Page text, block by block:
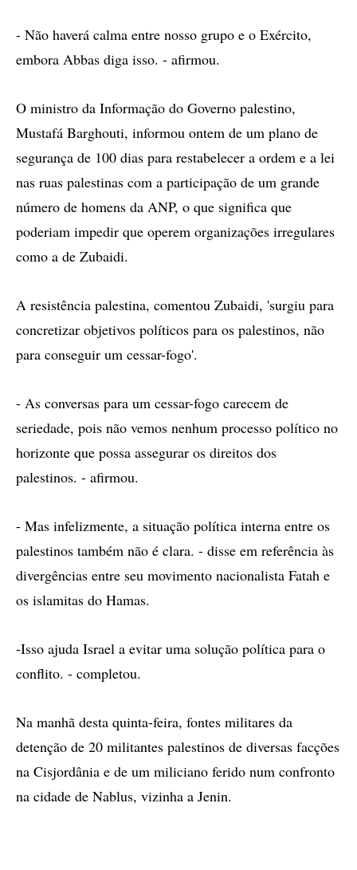
- Não haverá calma entre nosso grupo e o Exército,
embora Abbas diga isso. - afirmou.
O ministro da Informação do Governo palestino,
Mustafá Barghouti, informou ontem de um plano de
segurança de 100 dias para restabelecer a ordem e a lei
nas ruas palestinas com a participação de um grande
número de homens da ANP, o que significa que
poderiam impedir que operem organizações irregulares
como a de Zubaidi.
A resistência palestina, comentou Zubaidi, 'surgiu para
concretizar objetivos políticos para os palestinos, não
para conseguir um cessar-fogo'.
- As conversas para um cessar-fogo carecem de
seriedade, pois não vemos nenhum processo político no
horizonte que possa assegurar os direitos dos
palestinos. - afirmou.
- Mas infelizmente, a situação política interna entre os
palestinos também não é clara. - disse em referência às
divergências entre seu movimento nacionalista Fatah e
os islamitas do Hamas.
-Isso ajuda Israel a evitar uma solução política para o
conflito. - completou.
Na manhã desta quinta-feira, fontes militares da
detenção de 20 militantes palestinos de diversas facções
na Cisjordânia e de um miliciano ferido num confronto
na cidade de Nablus, vizinha a Jenin.